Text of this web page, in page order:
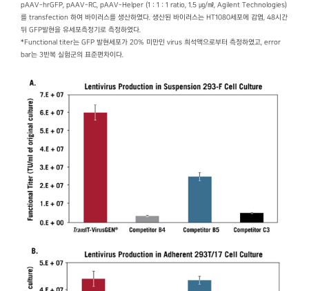
pAAV-hrGFP, pAAV-RC, pAAV-Helper (1 : 1 : 1 ratio, 1.5 ㎍/㎖, Agilent Technologies)
를 transfection 하여 바이러스를 생산하였다. 생산된 바이러스는 HT1080세포에 감염, 48시간
뒤 GFP발현을 유세포측정기로 측정하였다.
*Functional titer는 GFP 발현세포가 20% 미만인 virus 희석액으로부터 측정하였고, error
bar는 3반복 실험군의 표준편차이다.